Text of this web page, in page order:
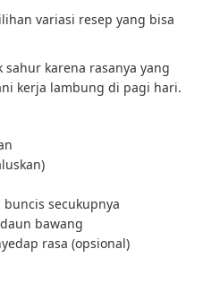
variasi resep yang bisa
karena rasanya yang
kerja lambung di pagi hari.
secukupnya
bawang
rasa (opsional)